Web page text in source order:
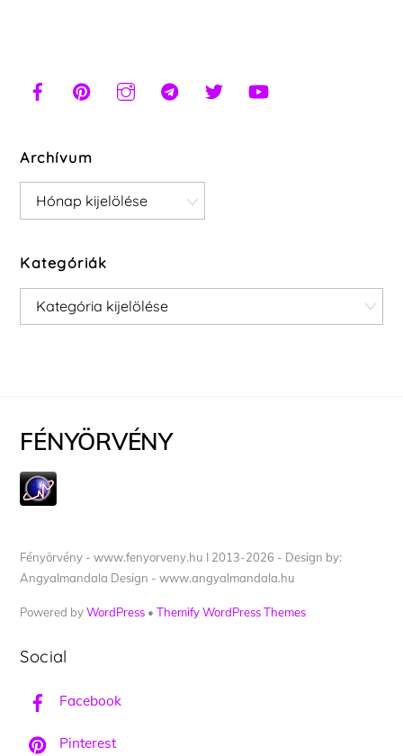
Archívum
Archívum
Kategóriák
Kategóriák
FÉNYÖRVÉNY
Fényörvény - www.fenyorveny.hu I 2013-2026 - Design by:
Angyalmandala Design - www.angyalmandala.hu
Powered byWordPress •Themify WordPress Themes
Social
Facebook
Pinterest